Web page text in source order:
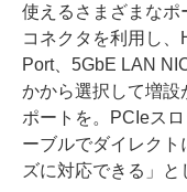
使えるさまざまなポ
コネクタを利用し、
Port、5GbE LAN
かから選択して増設
ポートを。PCIeス
ーブルでダイレク
ズに対応できる」と